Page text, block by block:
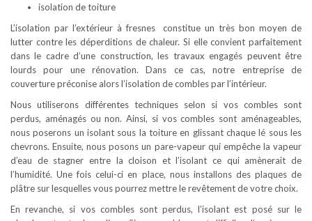
isolation de toiture
L’isolation par l’extérieur à fresnes constitue un très bon moyen de
lutter contre les déperditions de chaleur. Si elle convient parfaitement
dans le cadre d’une construction, les travaux engagés peuvent être
lourds pour une rénovation. Dans ce cas, notre entreprise de
couverture préconise alors l’isolation de combles par l’intérieur.
Nous utiliserons différentes techniques selon si vos combles sont
perdus, aménagés ou non. Ainsi, si vos combles sont aménageables,
nous poserons un isolant sous la toiture en glissant chaque lé sous les
chevrons. Ensuite, nous posons un pare-vapeur qui empêche la vapeur
d’eau de stagner entre la cloison et l’isolant ce qui amènerait de
l’humidité. Une fois celui-ci en place, nous installons des plaques de
plâtre sur lesquelles vous pourrez mettre le revêtement de votre choix.
En revanche, si vos combles sont perdus, l’isolant est posé sur le